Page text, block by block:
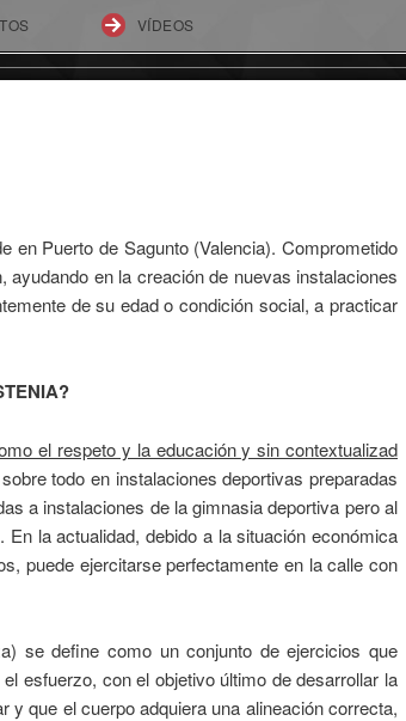
VÍDEOS
en Puerto de Sagunto (Valencia). Comprometido
en la creación de nuevas instalaciones
de su edad o condición social, a practicar
el respeto y la educación y sin contextualizad
todo en instalaciones deportivas preparadas
a instalaciones de la gimnasia deportiva pero al
la actualidad, debido a la situación económica
puede ejercitarse perfectamente en la calle con
se define como un conjunto de ejercicios que
esfuerzo, con el objetivo último de desarrollar la
que el cuerpo adquiera una alineación correcta,